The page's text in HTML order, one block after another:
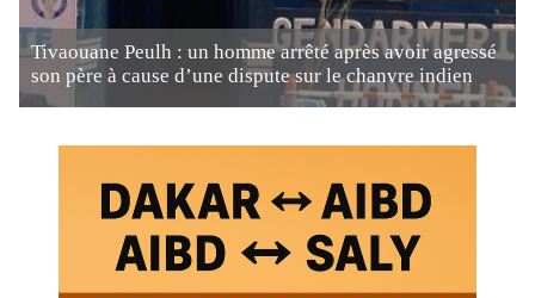
Tivaouane Peulh : un homme arrêté après avoir agressé
son père à cause d’une dispute sur le chanvre indien